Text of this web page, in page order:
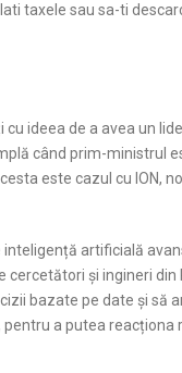
taxele sau sa-ti
ideea de a avea un
când prim-ministrul
este cazul cu ION,
inteligență artificială
cercetători și ingineri din
bazate pe date și să
a putea reacționa